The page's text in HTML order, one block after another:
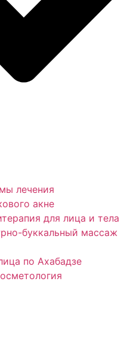
лечения
акне
для лица и тела
буккальный массаж
по Ахабадзе